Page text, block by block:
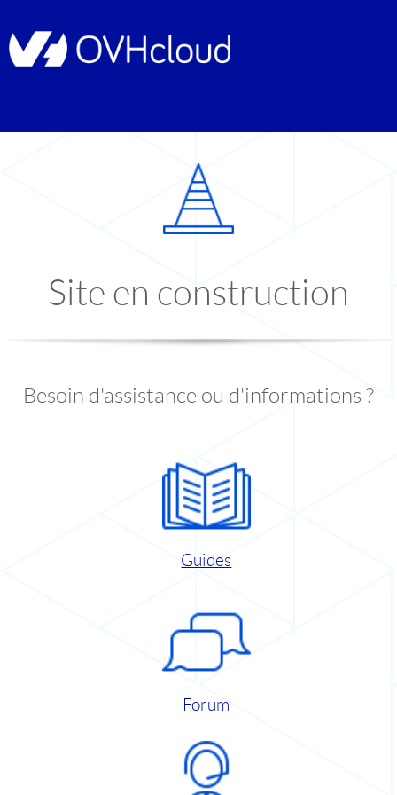
Site en construction
Besoin d'assistance ou d'informations ?
Guides
Forum